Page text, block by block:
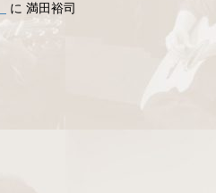
に 満田裕司